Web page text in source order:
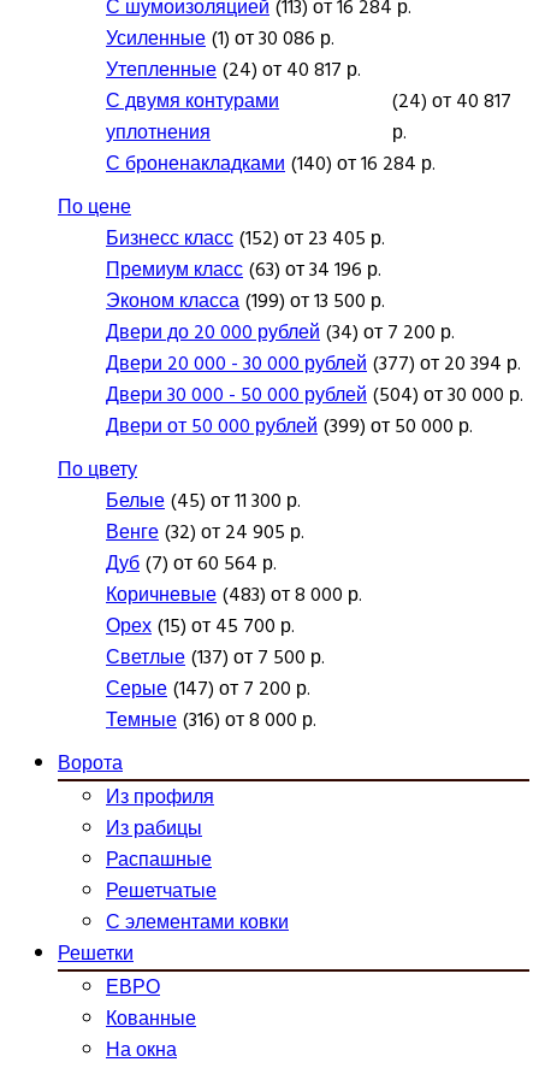
С шумоизоляцией(113) от 16 284 р.
Усиленные(1) от 30 086 р.
Утепленные(24) от 40 817 р.
С двумя контурами
уплотнения
(24) от 40 817
р.
С броненакладками(140) от 16 284 р.
По цене
Бизнесс класс(152) от 23 405 р.
Премиум класс(63) от 34 196 р.
Эконом класса(199) от 13 500 р.
Двери до 20 000 рублей(34) от 7 200 р.
Двери 20 000 - 30 000 рублей(377) от 20 394 р.
Двери 30 000 - 50 000 рублей(504) от 30 000 р.
Двери от 50 000 рублей(399) от 50 000 р.
По цвету
Белые(45) от 11 300 р.
Венге(32) от 24 905 р.
Дуб(7) от 60 564 р.
Коричневые(483) от 8 000 р.
Орех(15) от 45 700 р.
Светлые(137) от 7 500 р.
Серые(147) от 7 200 р.
Темные(316) от 8 000 р.
Ворота
Из профиля
Из рабицы
Распашные
Решетчатые
С элементами ковки
Решетки
ЕВРО
Кованные
На окна